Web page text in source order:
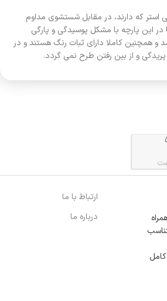
استر که دارند، در مقابل شستشوی مداوم
در این پارچه با مشکل پوسیدگی و پارگی
و همچنین کاملا دارای ثبات رنگ هستند و در
و از بین رفتن طرح نمی گردد.
ارتباط با ما
درباره ما